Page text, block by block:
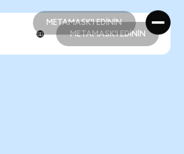
METAMASK'I EDİNİN
METAMASK'I EDİNİN
METAMASK'I EDİNİN